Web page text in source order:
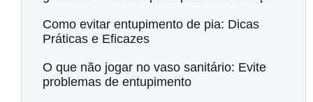
Como evitar entupimento de pia: Dicas
Práticas e Eficazes
O que não jogar no vaso sanitário: Evite
problemas de entupimento